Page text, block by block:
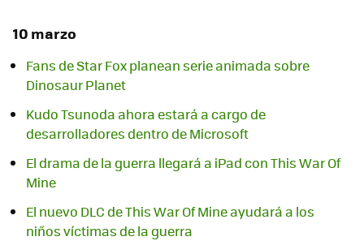
10 marzo
Fans de Star Fox planean serie animada sobre
Kudo Tsunoda ahora estará a cargo de
desarrolladores dentro de Microsoft
El drama de la guerra llegará a iPad con This War Of
Mine
El nuevo DLC de This War Of Mine ayudará a los
niños víctimas de la guerra